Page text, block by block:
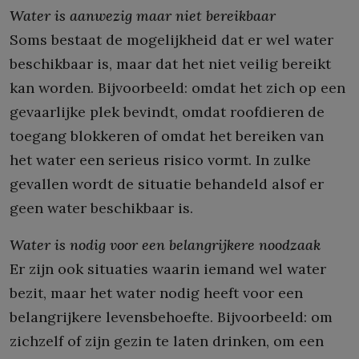
Water is aanwezig maar niet bereikbaar
Soms bestaat de mogelijkheid dat er wel water
beschikbaar is, maar dat het niet veilig bereikt
kan worden. Bijvoorbeeld: omdat het zich op een
gevaarlijke plek bevindt, omdat roofdieren de
toegang blokkeren of omdat het bereiken van
het water een serieus risico vormt. In zulke
gevallen wordt de situatie behandeld alsof er
geen water beschikbaar is.
Water is nodig voor een belangrijkere noodzaak
Er zijn ook situaties waarin iemand wel water
bezit, maar het water nodig heeft voor een
belangrijkere levensbehoefte. Bijvoorbeeld: om
zichzelf of zijn gezin te laten drinken, om een